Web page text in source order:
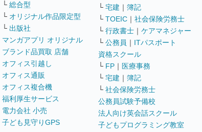
└ 総合型
└ オリジナル作品限定型
└ 出版社
マンガアプリ オリジナル
ブランド品買取 店舗
オフィス引越し
オフィス通販
オフィス複合機
福利厚生サービス
電力会社 小売
子ども見守りGPS
└ 宅建 ｜ 簿記
└ TOEIC ｜ 社会保険労務士
└ 行政書士 ｜ ケアマネジャー
└ 公務員 ｜ ITパスポート
資格スクール
└ FP ｜ 医療事務
└ 宅建 ｜ 簿記
└ 社会保険労務士
公務員試験予備校
法人向け英会話スクール
子どもプログラミング教室